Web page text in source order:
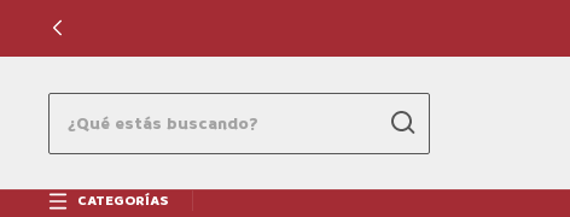
CATEGORÍAS